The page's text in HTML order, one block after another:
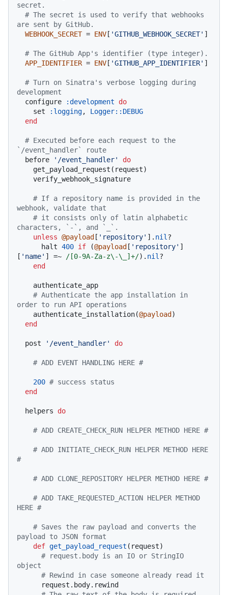
secret.
# The secret is used to verify that webhooks
are sent by GitHub.
WEBHOOK_SECRET = ENV [ 'GITHUB_WEBHOOK_SECRET' ]
# The GitHub App's identifier (type integer).
APP_IDENTIFIER = ENV [ 'GITHUB_APP_IDENTIFIER' ]
# Turn on Sinatra's verbose logging during
development
  configure
:development
do
    set
:logging, Logger: :DEBUG
end
# Executed before each request to the
`/event_handler` route
  before
'/event_handler'
do
# If a repository name is provided in the
webhook, validate that
# it consists only of latin alphabetic
characters, `-`, and `_`.
unless @payload [ 'repository' ]. nil ?
      halt
400 if (@payload [ 'repository' ]
[ 'name' ] =~ /[0-9A-Za-z\-\_]+/). nil ?
end
# Authenticate the app installation in
order to run API operations
    authenticate_installation(
@payload )
end
  post
'/event_handler' do
# ADD EVENT HANDLING HERE #
200 # success status
end
  helpers
do
# ADD CREATE_CHECK_RUN HELPER METHOD HERE #
# ADD INITIATE_CHECK_RUN HELPER METHOD HERE
#
# ADD CLONE_REPOSITORY HELPER METHOD HERE #
# ADD TAKE_REQUESTED_ACTION HELPER METHOD
HERE #
# Saves the raw payload and converts the
payload to JSON format
def get_payload_request ( request)
# request.body is an IO or StringIO
object
# Rewind in case someone already read it